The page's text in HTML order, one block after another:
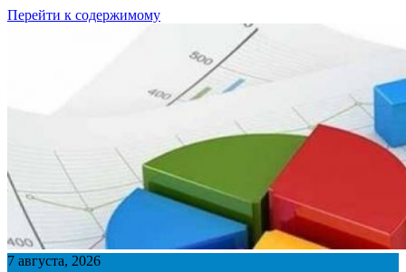
Перейти к содержимому
7 августа, 2026